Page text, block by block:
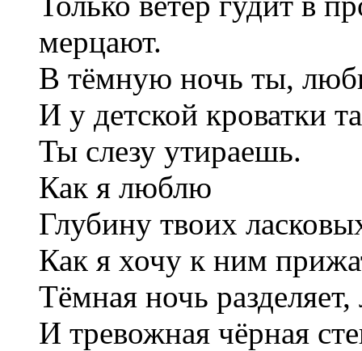
мерцают.
В тёмную ночь ты,
И у детской кроватки
Ты слезу утираешь.
Как я люблю
Глубину твоих
Как я хочу к ним
Тёмная ночь
И тревожная чёрная